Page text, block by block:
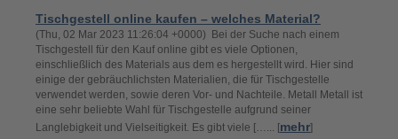
Tischgestell online kaufen – welches Material?
(Thu, 02 Mar 2023 11:26:04 +0000) Bei der Suche nach einem
Tischgestell für den Kauf online gibt es viele Optionen,
einschließlich des Materials aus dem es hergestellt wird. Hier sind
einige der gebräuchlichsten Materialien, die für Tischgestelle
verwendet werden, sowie deren Vor- und Nachteile. Metall Metall ist
eine sehr beliebte Wahl für Tischgestelle aufgrund seiner
Langlebigkeit und Vielseitigkeit. Es gibt viele […... [mehr]